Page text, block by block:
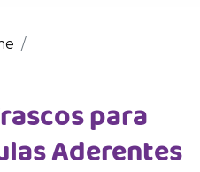
para
Aderentes